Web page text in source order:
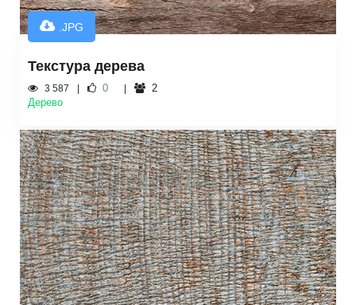
.JPG
Текстура дерева
3 587 0
2
Дерево